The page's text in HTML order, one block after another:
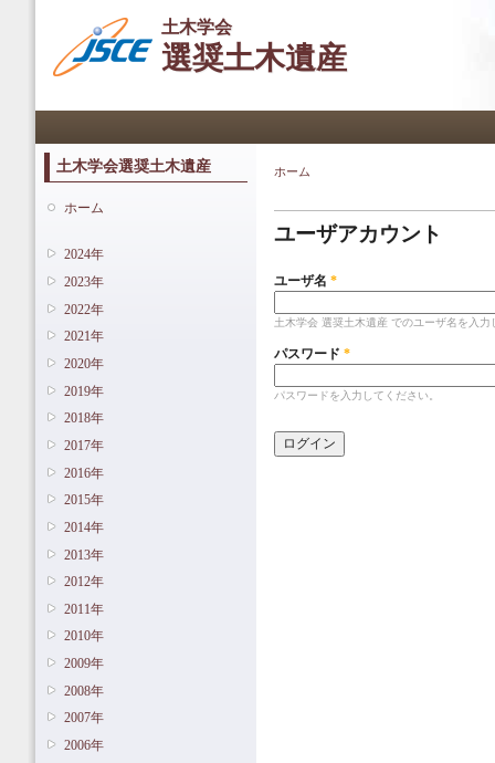
土木学会
選奨土木遺産
土木学会選奨土木遺産
ホーム
2024年
2023年
2022年
2021年
2020年
2019年
2018年
2017年
2016年
2015年
2014年
2013年
2012年
2011年
2010年
2009年
2008年
2007年
2006年
現在地
ホーム
ユーザアカウント
ユーザ名 *
土木学会 選奨土木遺産 でのユーザ名を入力
パスワード *
パスワードを入力してください。